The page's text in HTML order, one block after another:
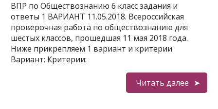
ВПР по Обществознанию 6 класс задания и
ответы 1 ВАРИАНТ 11.05.2018. Всероссийская
проверочная работа по обществознанию для
шестых классов, прошедшая 11 мая 2018 года.
Ниже прикрепляем 1 вариант и критерии
Вариант: Критерии:
Читать далее